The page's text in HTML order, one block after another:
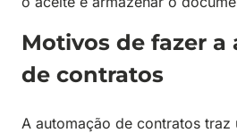
Motivos de fazer a
de contratos
A automação de contratos traz